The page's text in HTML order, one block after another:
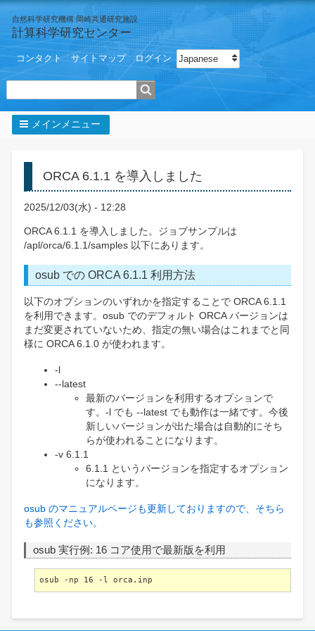
自然科学研究機構 岡崎共通研究施設
計算科学研究センター
ユ
ザ
ニ
ュ
コンタクト サイトマップ ログイン Select your language
メインメニュー
ORCA 6.1.1 を導入しました
2025/12/03(水) - 12:28
ORCA 6.1.1 を導入しました。ジョブサンプルは
/apl/orca/6.1.1/samples 以下にあります。
osub での ORCA 6.1.1 利用方法
以下のオプションのいずれかを指定することで ORCA 6.1.1
を利用できます。osub でのデフォルト ORCA バージョンは
まだ変更されていないため、指定の無い場合はこれまでと同
様に ORCA 6.1.0 が使われます。
-l
--latest
最新のバージョンを利用するオプションで
す。-l でも --latest でも動作は一緒です。今後
新しいバージョンが出た場合は自動的にそち
らが使われることになります。
-v 6.1.1
6.1.1 というバージョンを指定するオプション
になります。
osub のマニュアルページも更新しておりますので、そちら
も参照ください。
osub 実行例: 16 コア使用で最新版を利用
osub -np 16 -l orca.inp